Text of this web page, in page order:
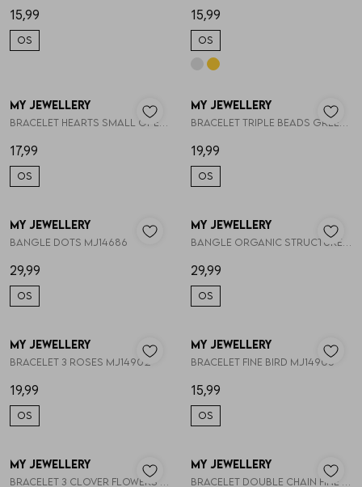
Skorts
Blazers & gilets
Rokken
Sets
Jassen
Lingerie
Broche
Enkelbandjes
Overige Sieraden
Parfum
Petten & Mutsen
Woonaccessoires
Overige Accessoires
15,99
OS
15,99
OS
1 /2
My Jewellery
17,99
OS
1 /2
My Jewellery
19,99
OS
1 /2
My Jewellery
Bangle dots MJ14686
29,99
OS
1 /2
My Jewellery
29,99
OS
1 /2
My Jewellery
Bracelet 3 roses MJ14902
19,99
OS
1 /2
My Jewellery
Bracelet fine bird MJ14905
15,99
OS
1 /2
My Jewellery 1 /2
My Jewellery